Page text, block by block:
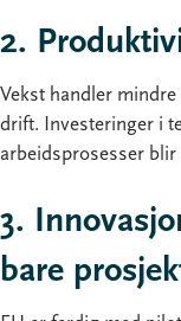
2.
Vekst handler
drift. Investeringer i
arbeidsprosesser
3.
bare